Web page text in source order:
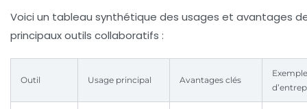
Voici un tableau synthétique des usages et avantages
principaux outils collaboratifs :
Outil Usage principal Avantages clés
Exemple